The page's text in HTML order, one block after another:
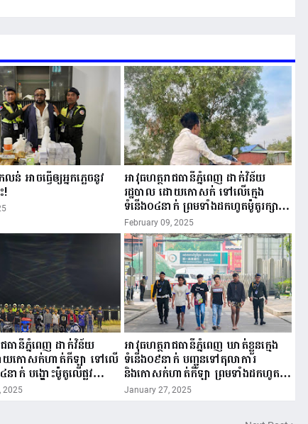
អាចធ្វើឲ្យអ្នកភ្លេចនូវ
!
អាវុធហត្ថរាជធានីភ្នំពេញ ដាក់វិន័យ
រដ្ឋបាល ដោយកោសក់ ទៅលើក្មេង
ទំនើង០៤នាក់ ព្រមទាំងដកហូតម៉ូតូរក្សាទុក
០៣ខែ!
February 09, 2025
ជធានីភ្នំពេញ ដាក់វិន័យ
ោយកោសក់ហាត់កីឡា ទៅលើ
នាក់ បង្ហោះម៉ូតូលើផ្លូវ
2025
អាវុធហត្ថរាជធានីភ្នំពេញ ឃាត់ខ្លួនក្មេង
ទំនើង០៩នាក់ បញ្ជូនទៅតុលាការ
និងកោសក់ហាត់កីឡា ព្រមទាំងដកហូត
ម៉ូតូរក្សាទុក ០៣ខែ!
January 27, 2025